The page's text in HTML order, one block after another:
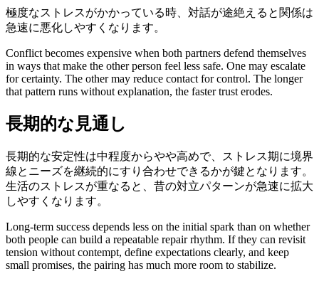
極度なストレスがかかっている時、対話が途絶えると関係は
急速に悪化しやすくなります。
Conflict becomes expensive when both partners defend themselves
in ways that make the other person feel less safe. One may escalate
for certainty. The other may reduce contact for control. The longer
that pattern runs without explanation, the faster trust erodes.
長期的な見通し
長期的な安定性は中程度からやや高めで、ストレス期に境界
線とニーズを継続的にすり合わせできるかが鍵となります。
生活のストレスが重なると、昔の対立パターンが急速に拡大
しやすくなります。
Long-term success depends less on the initial spark than on whether
both people can build a repeatable repair rhythm. If they can revisit
tension without contempt, define expectations clearly, and keep
small promises, the pairing has much more room to stabilize.